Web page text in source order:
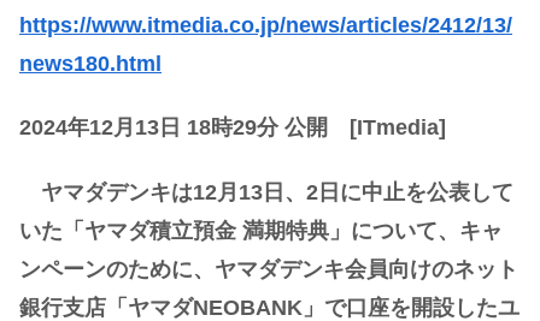
https://www.itmedia.co.jp/news/articles/2412/13/
news180.html
2024年12月13日 18時29分 公開 [ITmedia]
ヤマダデンキは12月13日、2日に中止を公表して
いた「ヤマダ積立預金 満期特典」について、キャ
ンペーンのために、ヤマダデンキ会員向けのネット
銀行支店「ヤマダNEOBANK」で口座を開設したユ